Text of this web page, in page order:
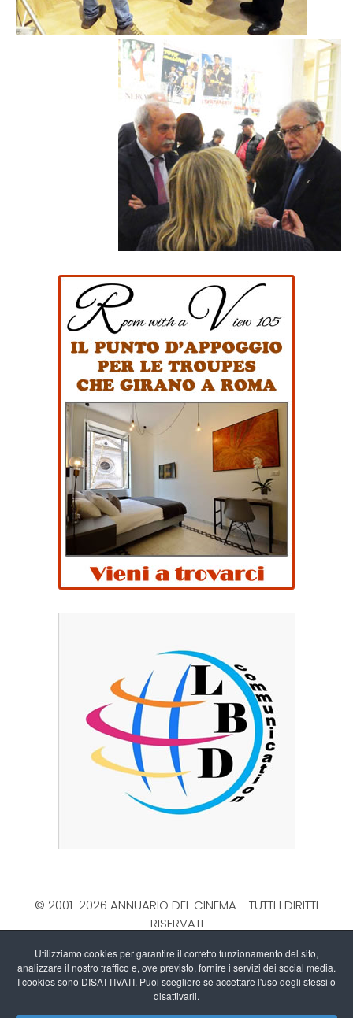
Utilizziamo cookies per garantire il corretto funzionamento del sito,
analizzare il nostro traffico e, ove previsto, fornire i servizi dei social media.
I cookies sono DISATTIVATI. Puoi scegliere se accettare l'uso degli stessi o
disattivarli.
© 2001-2026 ANNUARIO DEL CINEMA - TUTTI I DIRITTI
RISERVATI
rimuovere, oscurare, modificare, immagini e testi dal
sito, a propria discrezione.
Questo blog non rappresenta una testata giornalistica
in quanto viene aggiornato senza alcuna periodicità.